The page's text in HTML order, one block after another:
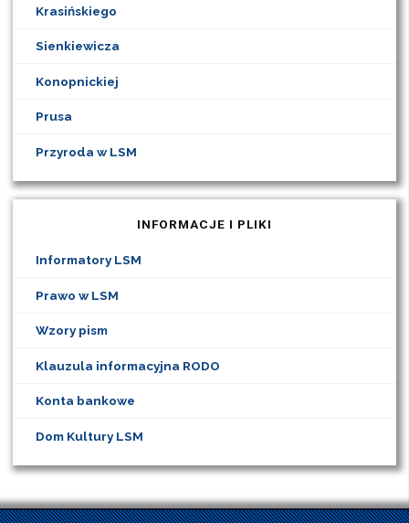
Krasińskiego
Sienkiewicza
Konopnickiej
Prusa
Przyroda w LSM
INFORMACJE I PLIKI
Informatory LSM
Prawo w LSM
Wzory pism
Klauzula informacyjna RODO
Konta bankowe
Dom Kultury LSM